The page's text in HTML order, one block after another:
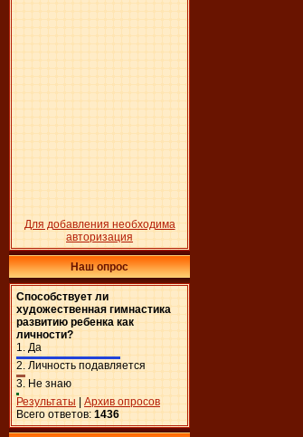
Для добавления необходима
авторизация
Наш опрос
Способствует ли
художественная гимнастика
развитию ребенка как
личности?
1. Да
2. Личность подавляется
3. Не знаю
Результаты
Архив опросов
Всего ответов: 1436